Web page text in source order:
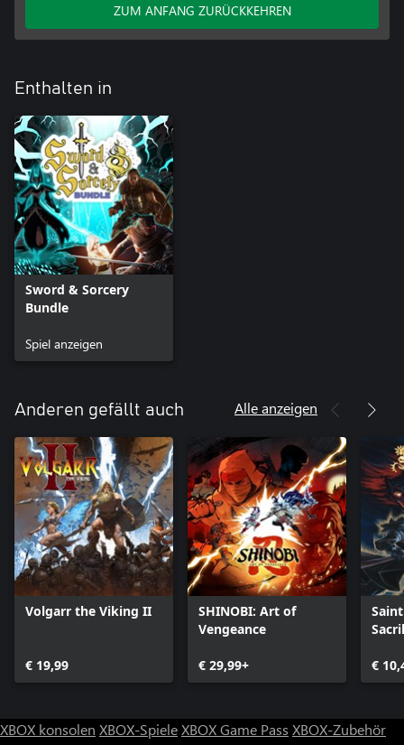
ZUM ANFANG ZURÜCKKEHREN
Enthalten in
Sword & Sorcery
Bundle
Spiel anzeigen
Anderen gefällt auch Alle anzeigen
Volgarr the Viking II
€ 19,99
SHINOBI: Art of
Vengeance
€ 29,99+ €
XBOX konsolen XBOX-SpieleXBOX Game Pass XBOX-Zubehör